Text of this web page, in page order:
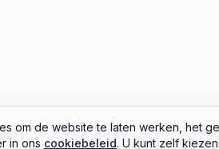
om de website te laten werken, het
in ons cookiebeleid. U kunt zelf